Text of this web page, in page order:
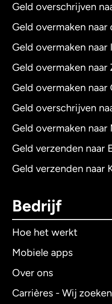
Geld overschrijven
Geld overmaken naar
Geld overmaken naar
Geld overmaken
Geld overmaken naar
Geld overschrijven
Geld overmaken naar
Geld verzenden naar
Geld verzenden naar
Bedrijf
Hoe het werkt
Mobiele apps
Over ons
Carrières - Wij